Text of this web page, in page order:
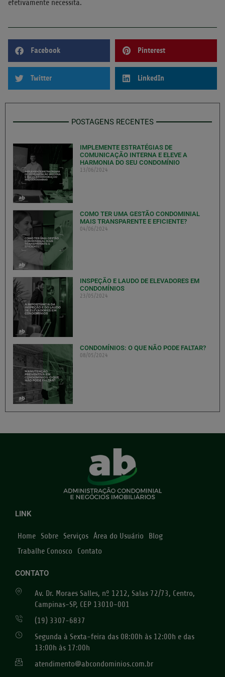
efetivamente necessita.
Facebook Pinterest
Twitter LinkedIn
POSTAGENS RECENTES
IMPLEMENTE ESTRATÉGIAS DE
COMUNICAÇÃO INTERNA E ELEVE A
HARMONIA DO SEU CONDOMÍNIO
13/06/2024
COMO TER UMA GESTÃO CONDOMINIAL
MAIS TRANSPARENTE E EFICIENTE?
04/06/2024
INSPEÇÃO E LAUDO DE ELEVADORES EM
CONDOMÍNIOS
23/05/2024
CONDOMÍNIOS: O QUE NÃO PODE FALTAR?
08/05/2024
LINK
Home Sobre Serviços Área do Usuário
Blog
Trabalhe Conosco
Contato
CONTATO
Av. Dr. Moraes Salles, nº 1212, Salas 72/73, Centro,
Campinas-SP, CEP 13010-001
(19) 3307-6837
Segunda à Sexta-feira das 08:00h às 12:00h e das
13:00h às 17:00h
atendimento@abcondominios.com.br